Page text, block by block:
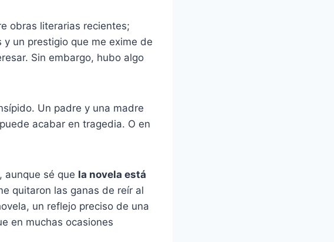
obras literarias recientes;
un prestigio que me exime de
Sin embargo, hubo algo
Un padre y una madre
acabar en tragedia. O en
, aunque sé que la novela está
quitaron las ganas de reír al
un reflejo preciso de una
en muchas ocasiones